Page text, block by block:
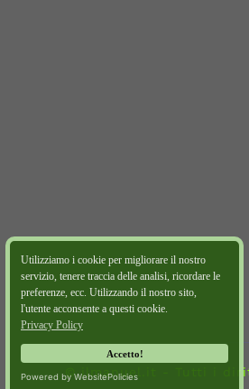
Utilizziamo i cookie per migliorare il nostro
servizio, tenere traccia delle analisi, ricordare le
preferenze, ecc. Utilizzando il nostro sito,
l'utente acconsente a questi cookie.
Privacy Policy
Accetto!
Powered by WebsitePolicies
© ilmanuel.it - Tutti i